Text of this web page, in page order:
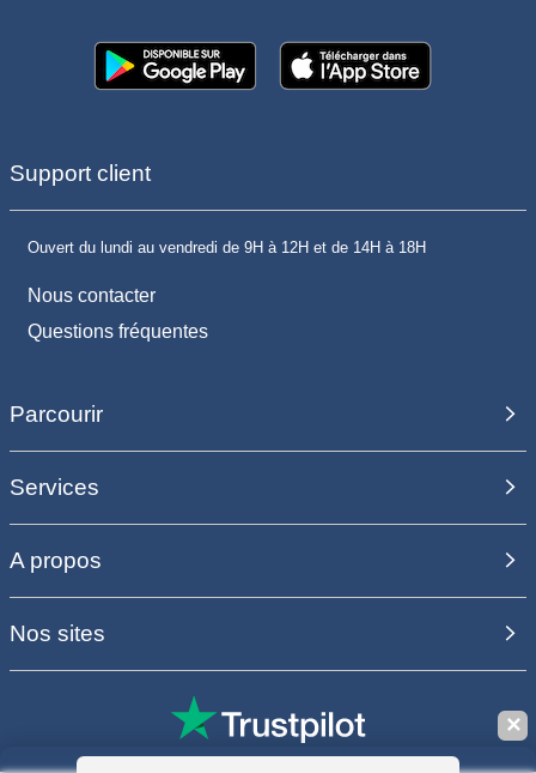
Support client
Ouvert du lundi au vendredi de 9H à 12H et de 14H à 18H
Nous contacter
Questions fréquentes
Parcourir
Services
A propos
Nos sites
✕